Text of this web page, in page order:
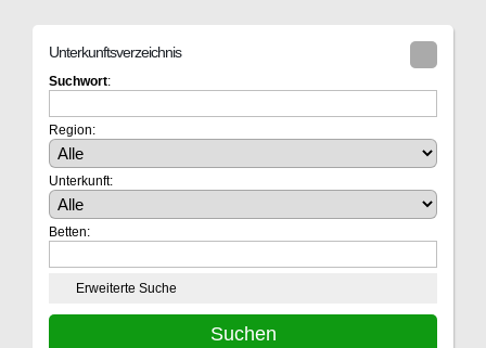
Unterkunftsverzeichnis
Suchwort:
Region:
Unterkunft:
Betten:
Erweiterte Suche